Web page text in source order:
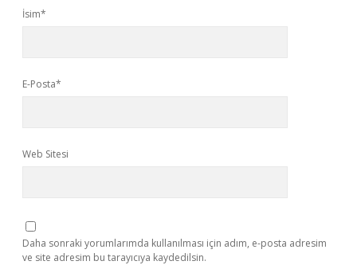
İsim*
E-Posta*
Web Sitesi
Daha sonraki yorumlarımda kullanılması için adım, e-posta adresim
ve site adresim bu tarayıcıya kaydedilsin.